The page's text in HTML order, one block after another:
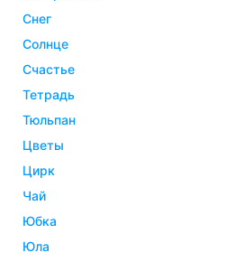
снег
солнце
счастье
тетрадь
тюльпан
цветы
цирк
чай
юбка
юла